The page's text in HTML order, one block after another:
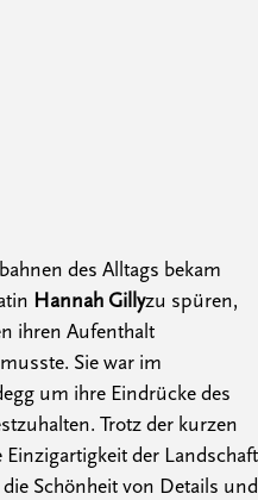
des Alltags bekam
Hannah Gillyzu spüren,
ihren Aufenthalt
Sie war im
um ihre Eindrücke des
Trotz der kurzen
der Landschaft
Schönheit von Details und